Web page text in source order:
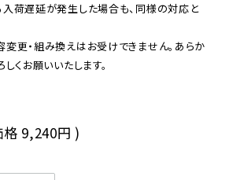
荷遅延が発生した場合も、同様の対応と
更・組み換えはお受けできません。あらか
くお願いいたします。
格 9,240円 )